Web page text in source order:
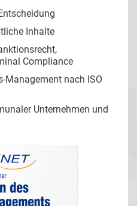
Inhalte
Compliance
Management nach ISO
Unternehmen und